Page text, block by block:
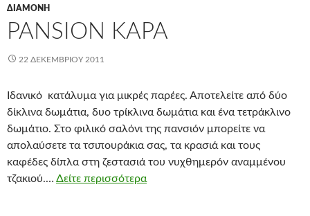
ΔΙΑΜΟΝΉ
PANSION KAPA
22 ΔΕΚΕΜΒΡΊΟΥ 2011
Ιδανικό κατάλυμα για μικρές παρέες. Αποτελείτε από δύο
δίκλινα δωμάτια, δυο τρίκλινα δωμάτια και ένα τετράκλινο
δωμάτιο. Στο φιλικό σαλόνι της πανσιόν μπορείτε να
απολαύσετε τα τσιπουράκια σας, τα κρασιά και τους
καφέδες δίπλα στη ζεστασιά του νυχθημερόν αναμμένου
τζακιού.… Δείτε περισσότερα